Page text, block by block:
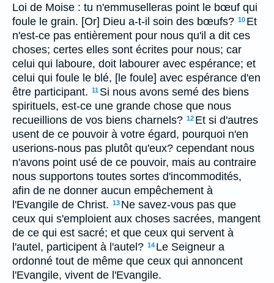
Loi de Moise : tu n'emmuselleras point le bœuf qui
foule le grain. [Or] Dieu a-t-il soin des bœufs? 10 Et
n'est-ce pas entièrement pour nous qu'il a dit ces
choses; certes elles sont écrites pour nous; car
celui qui laboure, doit labourer avec espérance; et
celui qui foule le blé, [le foule] avec espérance d'en
être participant. 11 Si nous avons semé des biens
spirituels, est-ce une grande chose que nous
recueillions de vos biens charnels? 12 Et si d'autres
usent de ce pouvoir à votre égard, pourquoi n'en
userions-nous pas plutôt qu'eux? cependant nous
n'avons point usé de ce pouvoir, mais au contraire
nous supportons toutes sortes d'incommodités,
afin de ne donner aucun empêchement à
l'Evangile de Christ. 13 Ne savez-vous pas que
ceux qui s'emploient aux choses sacrées, mangent
de ce qui est sacré; et que ceux qui servent à
l'autel, participent à l'autel? 14 Le Seigneur a
ordonné tout de même que ceux qui annoncent
l'Evangile, vivent de l'Evangile.